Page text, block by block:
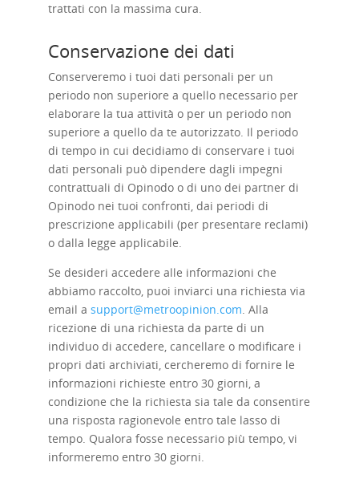
trattati con la massima cura.
Conservazione dei dati
Conserveremo i tuoi dati personali per un
periodo non superiore a quello necessario per
elaborare la tua attività o per un periodo non
superiore a quello da te autorizzato. Il periodo
di tempo in cui decidiamo di conservare i tuoi
dati personali può dipendere dagli impegni
contrattuali di Opinodo o di uno dei partner di
Opinodo nei tuoi confronti, dai periodi di
prescrizione applicabili (per presentare reclami)
o dalla legge applicabile.
Se desideri accedere alle informazioni che
abbiamo raccolto, puoi inviarci una richiesta via
email a support@metroopinion.com. Alla
ricezione di una richiesta da parte di un
individuo di accedere, cancellare o modificare i
propri dati archiviati, cercheremo di fornire le
informazioni richieste entro 30 giorni, a
condizione che la richiesta sia tale da consentire
una risposta ragionevole entro tale lasso di
tempo. Qualora fosse necessario più tempo, vi
informeremo entro 30 giorni.